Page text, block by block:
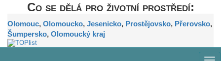
Co se dělá pro životní prostředí:
Olomouc, Olomoucko, Jesenicko, Prostějovsko, Přerovsko,
Šumpersko, Olomoucký kraj